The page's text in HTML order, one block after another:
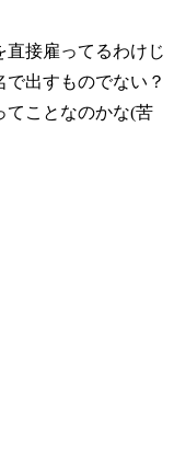
直接雇ってるわけじ
出すものでない？
てことなのかな(苦